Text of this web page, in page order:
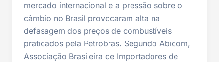
mercado internacional e a pressão sobre o
câmbio no Brasil provocaram alta na
defasagem dos preços de combustíveis
praticados pela Petrobras. Segundo Abicom,
Associação Brasileira de Importadores de